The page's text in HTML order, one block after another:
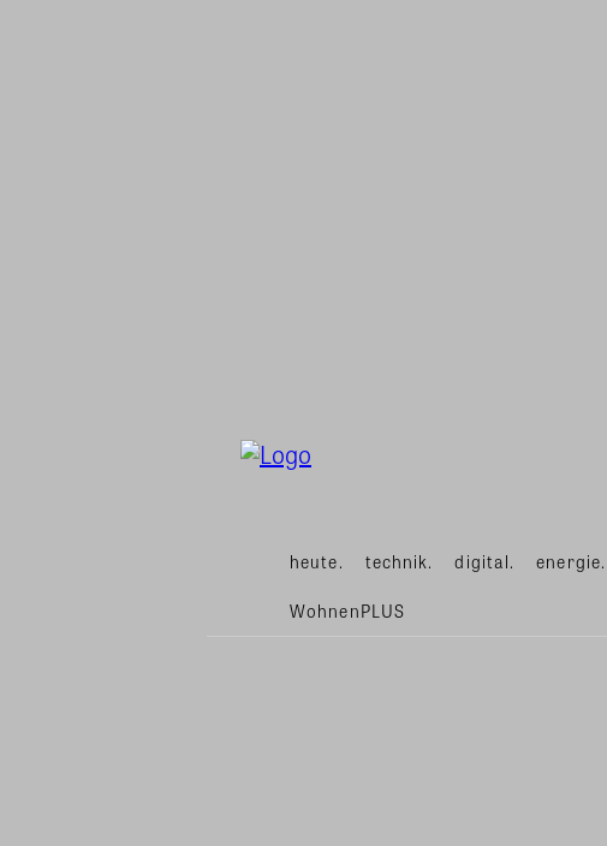
heute. technik. digital. energie.
WohnenPLUS